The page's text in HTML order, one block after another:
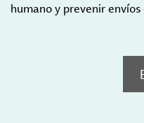
humano y prevenir